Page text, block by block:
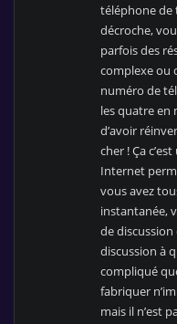
téléphone de
décroche,
parfois des
complexe ou
numéro de
les quatre en
d’avoir
cher ! Ça
Internet
vous avez
instantanée,
de discussion
discussion à
compliqué
fabriquer
mais il n’est